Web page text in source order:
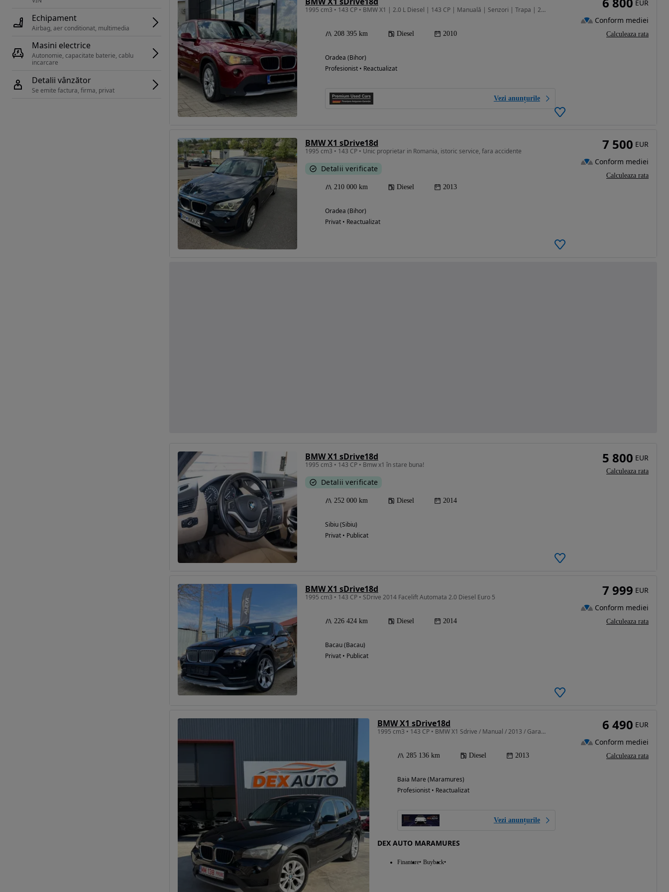
Echipament
Airbag, aer conditionat, multimedia
Masini electrice
Autonomie, capacitate baterie, cablu
Detalii vânzător
Se emite factura, firma, privat
1995 cm3 • 143 CP • BMW X1 | 2.0 L Diesel | 143 CP | Manuală | Senzori | Trapa | 2010
208 395 km Diesel 2010
Oradea (Bihor)
Profesionist • Reactualizat
Vezi anunțurile
EUR
Conform mediei
Calculeaza rata
BMW X1 sDrive18d
1995 cm3 • 143 CP • Unic proprietar in Romania, istoric service, fara accidente
Detalii verificate
210 000 km Diesel 2013
Oradea (Bihor)
Privat • Reactualizat
7 500 EUR
Conform mediei
Calculeaza rata
BMW X1 sDrive18d
1995 cm3 • 143 CP • Bmw x1 în stare buna!
Detalii verificate
252 000 km Diesel 2014
Sibiu (Sibiu)
Privat • Publicat
5 800 EUR
Calculeaza rata
BMW X1 sDrive18d
1995 cm3 • 143 CP • SDrive 2014 Facelift Automata 2.0 Diesel Euro 5
226 424 km Diesel 2014
Bacau (Bacau)
Privat • Publicat
7 999 EUR
Conform mediei
Calculeaza rata
BMW X1 sDrive18d
1995 cm3 • 143 CP • BMW X1 Sdrive / Manual / 2013 / Garantie / 6490 Euro
285 136 km Diesel 2013
Baia Mare (Maramures)
Profesionist • Reactualizat
Vezi anunțurile
DEX AUTO MARAMURES
Finantare Buyback
6 490 EUR
Conform mediei
Calculeaza rata